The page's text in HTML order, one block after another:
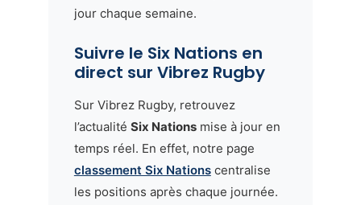
jour chaque semaine.
Suivre le Six Nations en
direct sur Vibrez Rugby
Sur Vibrez Rugby, retrouvez
l’actualité Six Nationsmise à jour en
temps réel. En effet, notre page
classement Six Nationscentralise
les positions après chaque journée.